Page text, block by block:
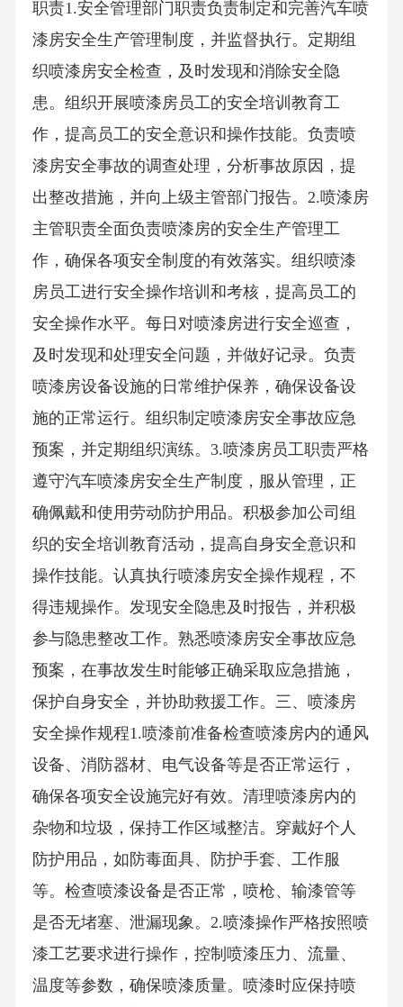
职责1.安全管理部门职责负责制定和完善汽车喷
漆房安全生产管理制度，并监督执行。定期组
织喷漆房安全检查，及时发现和消除安全隐
患。组织开展喷漆房员工的安全培训教育工
作，提高员工的安全意识和操作技能。负责喷
漆房安全事故的调查处理，分析事故原因，提
出整改措施，并向上级主管部门报告。2.喷漆房
主管职责全面负责喷漆房的安全生产管理工
作，确保各项安全制度的有效落实。组织喷漆
房员工进行安全操作培训和考核，提高员工的
安全操作水平。每日对喷漆房进行安全巡查，
及时发现和处理安全问题，并做好记录。负责
喷漆房设备设施的日常维护保养，确保设备设
施的正常运行。组织制定喷漆房安全事故应急
预案，并定期组织演练。3.喷漆房员工职责严格
遵守汽车喷漆房安全生产制度，服从管理，正
确佩戴和使用劳动防护用品。积极参加公司组
织的安全培训教育活动，提高自身安全意识和
操作技能。认真执行喷漆房安全操作规程，不
得违规操作。发现安全隐患及时报告，并积极
参与隐患整改工作。熟悉喷漆房安全事故应急
预案，在事故发生时能够正确采取应急措施，
保护自身安全，并协助救援工作。三、喷漆房
安全操作规程1.喷漆前准备检查喷漆房内的通风
设备、消防器材、电气设备等是否正常运行，
确保各项安全设施完好有效。清理喷漆房内的
杂物和垃圾，保持工作区域整洁。穿戴好个人
防护用品，如防毒面具、防护手套、工作服
等。检查喷漆设备是否正常，喷枪、输漆管等
是否无堵塞、泄漏现象。2.喷漆操作严格按照喷
漆工艺要求进行操作，控制喷漆压力、流量、
温度等参数，确保喷漆质量。喷漆时应保持喷